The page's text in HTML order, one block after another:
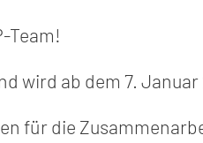
Team!
wird ab dem 7.
für die